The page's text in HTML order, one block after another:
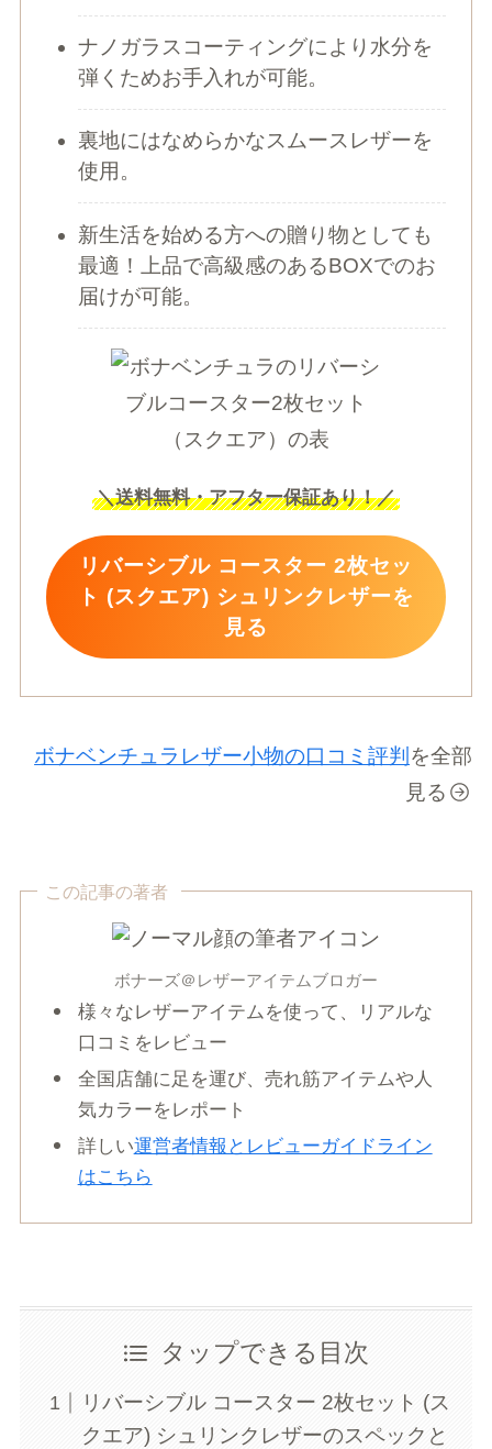
ナノガラスコーティングにより水分を
弾くためお手入れが可能。
裏地にはなめらかなスムースレザーを
使用。
新生活を始める方への贈り物としても
最適！上品で高級感のあるBOXでのお
届けが可能。
＼送料無料・アフター保証あり！／
リバーシブル コースター 2枚セッ
ト (スクエア) シュリンクレザーを
見る
ボナベンチュラレザー小物の口コミ評判 を全部
見る
この記事の著者
ボナーズ＠レザーアイテムブロガー
様々なレザーアイテムを使って、リアルな
口コミをレビュー
全国店舗に足を運び、売れ筋アイテムや人
気カラーをレポート
詳しい運営者情報とレビューガイドライン
はこちら
タップできる目次
リバーシブル コースター 2枚セット (ス
クエア) シュリンクレザーのスペックと